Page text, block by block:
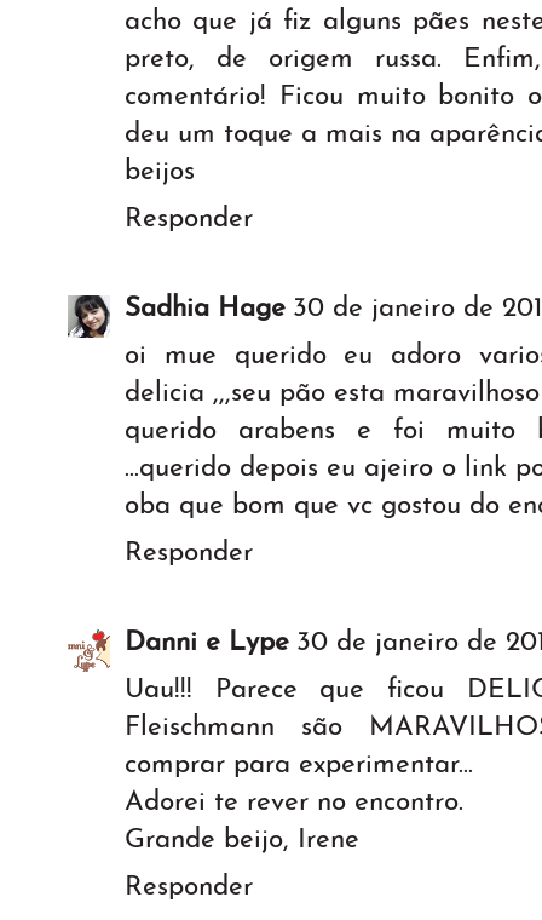
acho que já fiz alguns pães
preto, de origem russa.
comentário! Ficou muito bonito
deu um toque a mais na
beijos
Responder
Sadhia Hage 30 de janeiro de
oi mue querido eu adoro
delicia ,,,seu pão esta
querido arabens e foi muito
...querido depois eu ajeiro o link
oba que bom que vc gostou do
Responder
Danni e Lype 30 de janeiro de
Uau!!! Parece que ficou
Fleischmann são
comprar para experimentar...
Adorei te rever no encontro.
Grande beijo, Irene
Responder